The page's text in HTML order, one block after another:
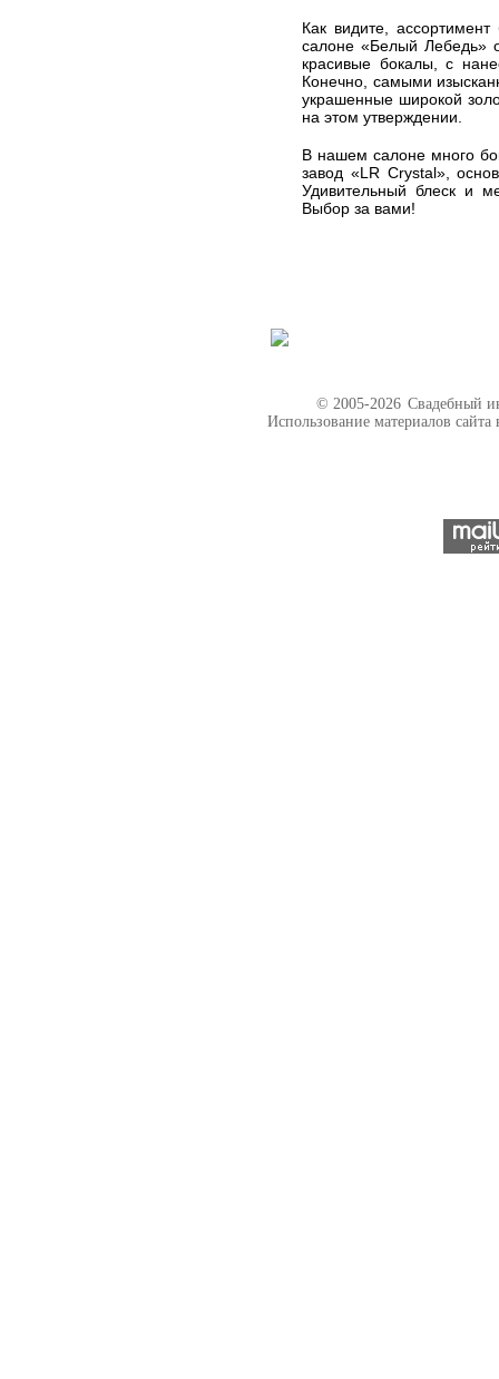
Как видите,
салоне «Белый Лебедь»
красивые бокалы, с
Конечно, самыми
украшенные широкой
на этом утверждении.
В нашем салоне много
завод «LR Crystal»,
Удивительный блеск и
Выбор за вами!
© 2005-2026 Свадебный
Использование материалов